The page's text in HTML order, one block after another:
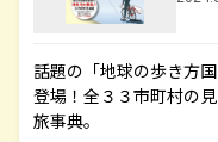
話題の「地球の歩き方
登場！全３３市町村の
旅事典。